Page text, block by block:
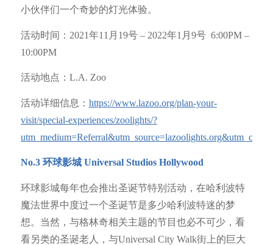
小伙伴们一个奇妙的灯光体验。
活动时间：2021年11月19号 – 2022年1月9号 6:00PM –
10:00PM
活动地点：L.A. Zoo
活动详细信息： https://www.lazoo.org/plan-your-
visit/special-experiences/zoolights/?
No.3 环球影城Universal Studios Hollywood
环球影城每年也会推出圣诞节特别活动，在哈利波特
魔法世界中度过一个圣诞节是多少哈利波特迷的梦
想。当然，与格林奇相关主题的节目也必不可少，看
看另类的圣诞老人，与Universal City Walk街上的巨大